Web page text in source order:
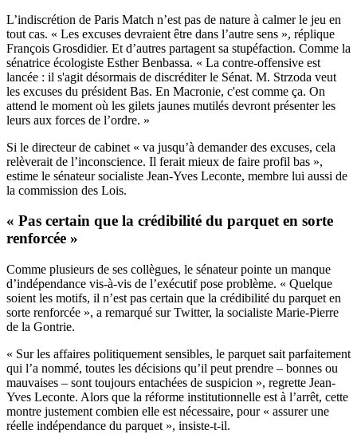
L’indiscrétion de Paris Match n’est pas de nature à calmer le jeu en
tout cas. « Les excuses devraient être dans l’autre sens », réplique
François Grosdidier. Et d’autres partagent sa stupéfaction. Comme la
sénatrice écologiste Esther Benbassa. « La contre-offensive est
lancée : il s'agit désormais de discréditer le Sénat. M. Strzoda veut
les excuses du président Bas. En Macronie, c'est comme ça. On
attend le moment où les gilets jaunes mutilés devront présenter les
leurs aux forces de l’ordre. »
Si le directeur de cabinet « va jusqu’à demander des excuses, cela
relèverait de l’inconscience. Il ferait mieux de faire profil bas »,
estime le sénateur socialiste Jean-Yves Leconte, membre lui aussi de
la commission des Lois.
« Pas certain que la crédibilité du parquet en sorte
renforcée »
Comme plusieurs de ses collègues, le sénateur pointe un manque
d’indépendance vis-à-vis de l’exécutif pose problème. « Quelque
soient les motifs, il n’est pas certain que la crédibilité du parquet en
sorte renforcée », a remarqué sur Twitter, la socialiste Marie-Pierre
de la Gontrie.
« Sur les affaires politiquement sensibles, le parquet sait parfaitement
qui l’a nommé, toutes les décisions qu’il peut prendre – bonnes ou
mauvaises – sont toujours entachées de suspicion », regrette Jean-
Yves Leconte. Alors que la réforme institutionnelle est à l’arrêt, cette
montre justement combien elle est nécessaire, pour « assurer une
réelle indépendance du parquet », insiste-t-il.